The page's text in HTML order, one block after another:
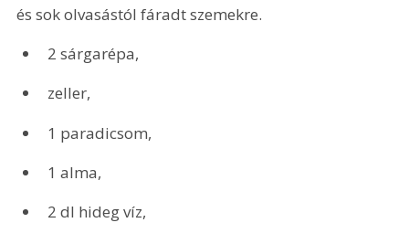
és sok olvasástól fáradt szemekre.
2 sárgarépa,
zeller,
1 paradicsom,
1 alma,
2 dl hideg víz,